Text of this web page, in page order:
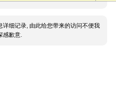
详细记录, 由此给您带来的访问不便我
感歉意.